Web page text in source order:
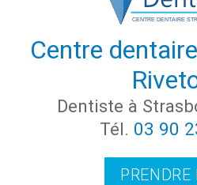
Centre
Dentiste à
Tél. 03 90
PRENDRE